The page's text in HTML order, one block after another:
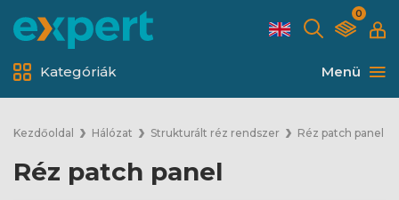
0
Menü
Kategóriák
Kezdőoldal Hálózat Strukturált réz rendszer Réz patch panel
Réz patch panel